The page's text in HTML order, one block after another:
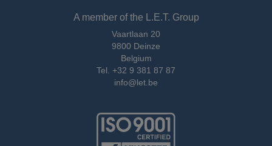
A member of the L.E.T. Group
Vaartlaan 20
9800 Deinze
Belgium
Tel. +32 9 381 87 87
info@let.be